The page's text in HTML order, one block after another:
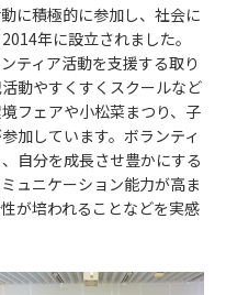
に積極的に参加し、社会に
年に設立されました。
ティア活動を支援する取り
動やすくすくスクールなど
フェアや小松菜まつり、子
加しています。ボランティ
自分を成長させ豊かにする
ュニケーション能力が高ま
が培われることなどを実感